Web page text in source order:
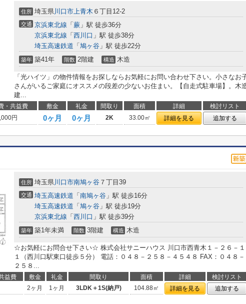
住所 埼玉県川口市上青木 ６丁目12-2
交通 京浜東北線 「 蕨 」駅 徒歩36分
京浜東北線 「 西川口 」駅 徒歩38分
埼玉高速鉄道 「 鳩ヶ谷 」駅 徒歩22分
築年 築41年 階数 2階建 構造 木造
「光ハイツ」の物件情報をお探しならお気軽にお問い合わせ下さい。小さなお
さんがいるご家庭にオススメの段差の少ないお住まい。【自走式駐車場】。木
建...
・共益費 敷金 礼金 間取り 面積 詳細
検討リスト
円 0ヶ月 0ヶ月 2K 33.00㎡ 詳細を見る 追加する
住所 埼玉県川口市南鳩ヶ谷 ７丁目39
交通 埼玉高速鉄道 「 南鳩ヶ谷 」駅 徒歩16分
埼玉高速鉄道 「 鳩ヶ谷 」駅 徒歩19分
京浜東北線 「 西川口 」駅 徒歩39分
築年 築1年未満 階数 3階建 構造 木造
☆お気軽にお問合せ下さい☆ 株式会社サニーハウス 川口市西青木１－２６－１
１（西川口駅東口徒歩５分） 電話：０４８－２５８－４５４８ FAX：０４８－
２５８...
益費 敷金 礼金 間取り 面積 詳細
検討リスト
2ヶ月 1ヶ月 3LDK＋1S(納戸) 104.88㎡ 詳細を見る 追加する